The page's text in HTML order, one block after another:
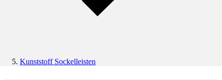
Kunststoff Sockelleisten